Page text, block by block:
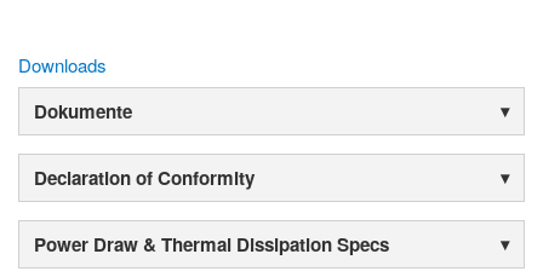
Downloads
Dokumente
Declaration of Conformity
Power Draw & Thermal Dissipation Specs